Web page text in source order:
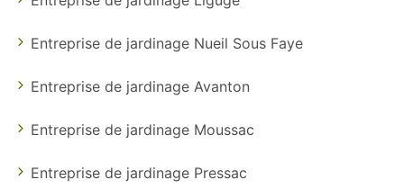
Entreprise de jardinage Nueil Sous Faye
Entreprise de jardinage Avanton
Entreprise de jardinage Moussac
Entreprise de jardinage Pressac